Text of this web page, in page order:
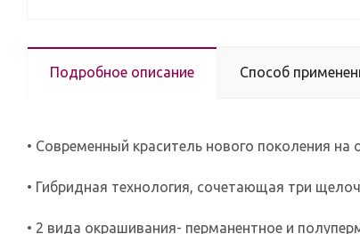
Подробное описание Способ
• Современный краситель нового поколения
• Гибридная технология, сочетающая три
• 2 вида окрашивания- перманентное и